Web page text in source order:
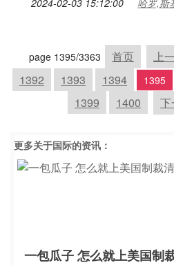
2024-02-03 15:12:00 哈罗,斯
page 1395/3363 首页 上
1392
1393 1394 1395
1399
1400 下
更多关于国际的资讯：
一包瓜子 怎么就上美国制